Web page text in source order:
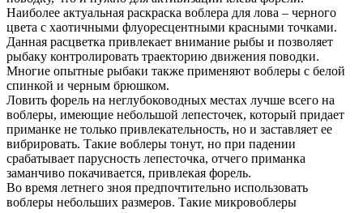
Наиболее актуальная раскраска воблера для лова – черного
цвета с хаотичными флуоресцентными красными точками.
Данная расцветка привлекает внимание рыбы и позволяет
рыбаку контролировать траекторию движения поводки.
Многие опытные рыбаки также применяют воблеры с белой
спинкой и черным брюшком.
Ловить форель на неглубоководных местах лучше всего на
воблеры, имеющие небольшой лепесточек, который придает
приманке не только привлекательность, но и заставляет ее
вибрировать. Такие воблеры тонут, но при падении
срабатывает парусность лепесточка, отчего приманка
заманчиво покачивается, привлекая форель.
Во время летнего зноя предпочтительно использовать
воблеры небольших размеров. Такие микровоблеры